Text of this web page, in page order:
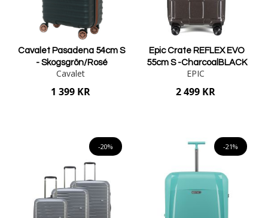
Cavalet Pasadena 54cm S
- Skogsgrön/Rosé
Cavalet
1 399 KR
Epic Crate REFLEX EVO
55cm S -CharcoalBLACK
EPIC
2 499 KR
-20% -21%